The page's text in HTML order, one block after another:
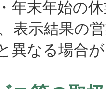
年末年始の
表示結果の
なる場合が